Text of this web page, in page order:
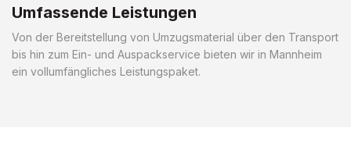
Umfassende Leistungen
Von der Bereitstellung von Umzugsmaterial über den Transport
bis hin zum Ein- und Auspackservice bieten wir in Mannheim
ein vollumfängliches Leistungspaket.